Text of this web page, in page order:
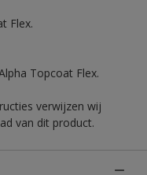
Flex.
Topcoat Flex.
verwijzen wij
van dit product.